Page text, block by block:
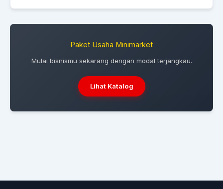
Paket Usaha Minimarket
Mulai bisnismu sekarang dengan modal terjangkau.
Lihat Katalog